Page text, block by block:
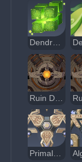
Dendro Hypostasis
Primal Construct: Repulsor